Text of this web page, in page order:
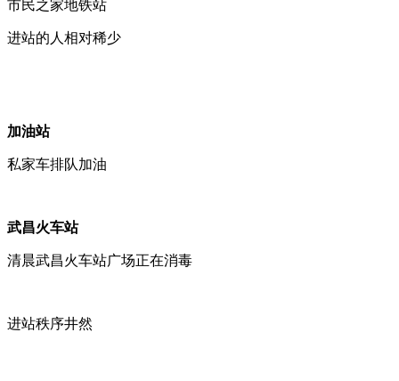
市民之家地铁站
进站的人相对稀少
加油站
私家车排队加油
武昌火车站
清晨武昌火车站广场正在消毒
进站秩序井然